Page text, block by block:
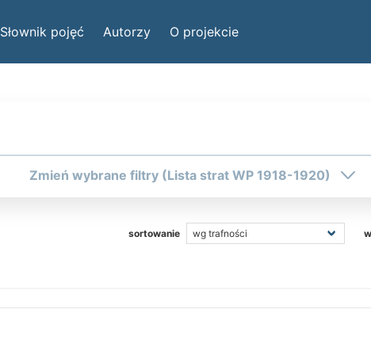
Słownik pojęć Autorzy O projekcie
Zmień wybrane filtry (Lista strat WP 1918-1920)
4. pp LP 5. pp LP 8 6. pp LP 6
sortowanie